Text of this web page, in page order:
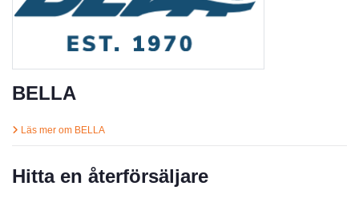
BELLA
Läs mer om BELLA
Hitta en återförsäljare